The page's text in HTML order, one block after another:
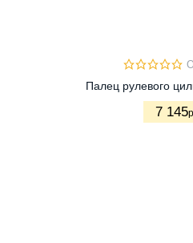
Палец рулевого
7 145